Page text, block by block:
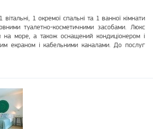
1 окремої спальні та 1 ванної кімнати
туалетно-косметичними засобами. Люкс
море, а також оснащений кондиціонером і
екраном і кабельними каналами. До послуг